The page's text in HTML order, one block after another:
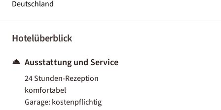
Deutschland
Hotelüberblick
Ausstattung und Service
24 Stunden-Rezeption
komfortabel
Garage: kostenpflichtig